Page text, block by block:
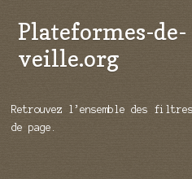
Aller
à
la
Aller
au
contenu
Plateformes-de-
veille.org
Répertoire d’ouitils
Retrouvez l’ensemble des
de page.